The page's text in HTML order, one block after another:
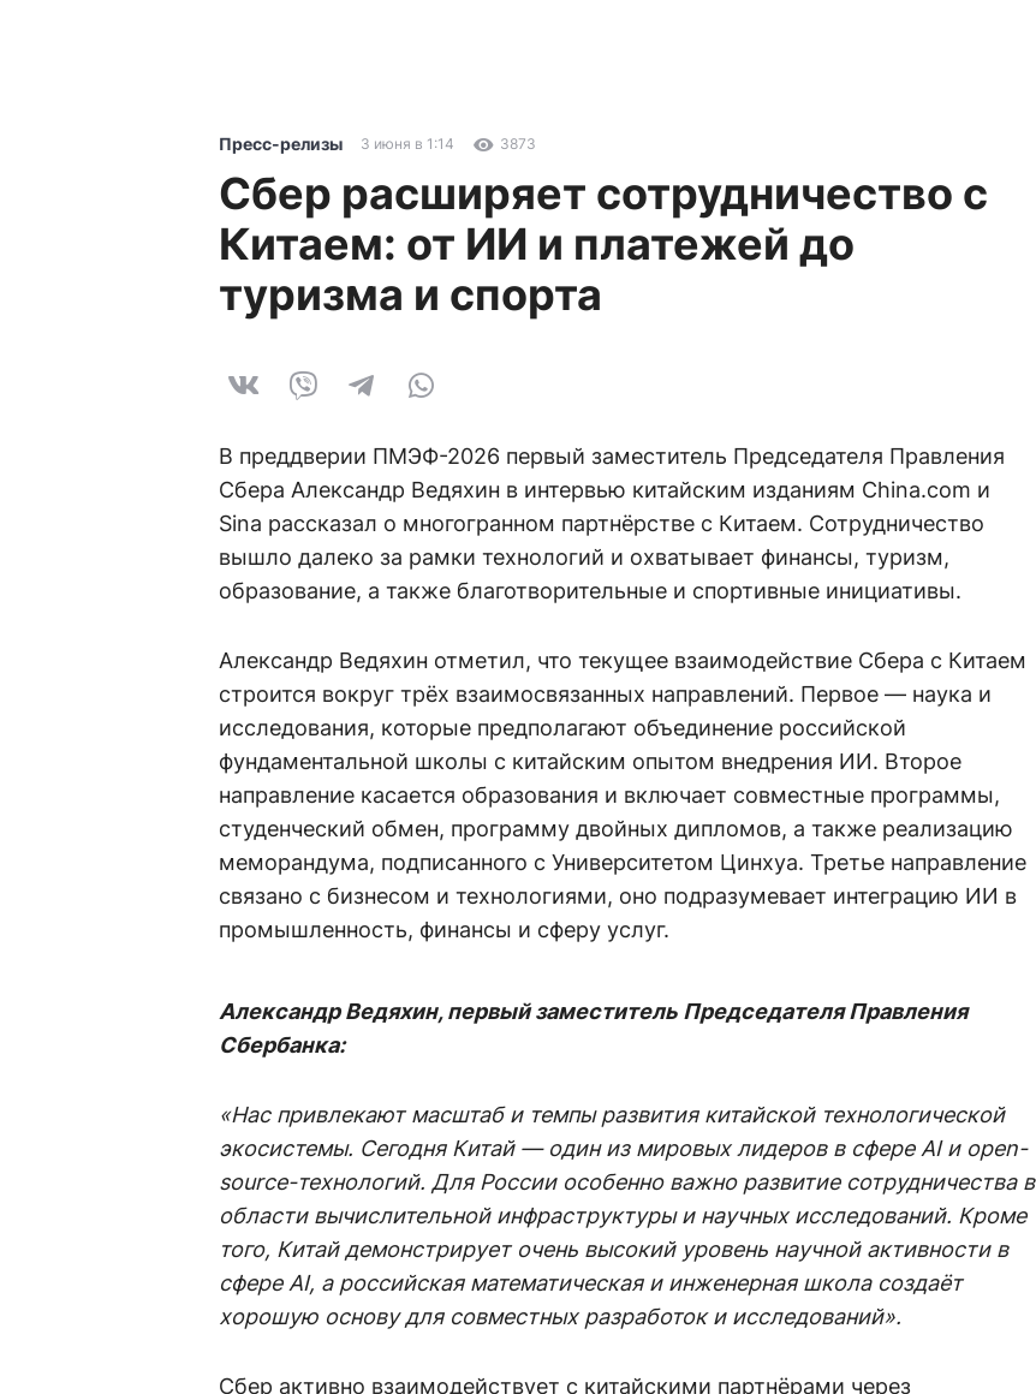
Пресс-релизы 3 июня в 1:14 3873
Сбер расширяет сотрудничество с
Китаем: от ИИ и платежей до
туризма и спорта
В преддверии ПМЭФ-2026 первый заместитель Председателя Правления
Сбера Александр Ведяхин в интервью китайским изданиям China.com и
Sina рассказал о многогранном партнёрстве с Китаем. Сотрудничество
вышло далеко за рамки технологий и охватывает финансы, туризм,
образование, а также благотворительные и спортивные инициативы.
Александр Ведяхин отметил, что текущее взаимодействие Сбера с Китаем
строится вокруг трёх взаимосвязанных направлений. Первое — наука и
исследования, которые предполагают объединение российской
фундаментальной школы с китайским опытом внедрения ИИ. Второе
направление касается образования и включает совместные программы,
студенческий обмен, программу двойных дипломов, а также реализацию
меморандума, подписанного с Университетом Цинхуа. Третье направление
связано с бизнесом и технологиями, оно подразумевает интеграцию ИИ в
промышленность, финансы и сферу услуг.
Александр Ведяхин, первый заместитель Председателя Правления
Сбербанка:
«Нас привлекают масштаб и темпы развития китайской технологической
экосистемы. Сегодня Китай — один из мировых лидеров в сфере AI и open-
source-технологий. Для России особенно важно развитие сотрудничества в
области вычислительной инфраструктуры и научных исследований. Кроме
того, Китай демонстрирует очень высокий уровень научной активности в
сфере AI, а российская математическая и инженерная школа создаёт
хорошую основу для совместных разработок и исследований».
Сбер активно взаимодействует с китайскими партнёрами через